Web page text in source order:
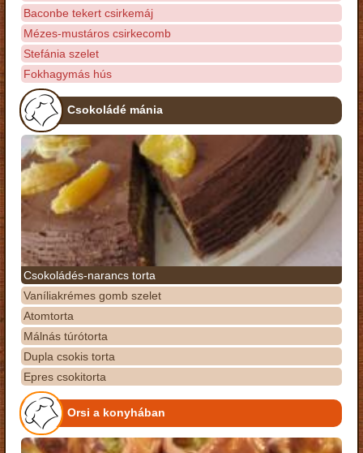
Baconbe tekert csirkemáj
Mézes-mustáros csirkecomb
Stefánia szelet
Fokhagymás hús
Csokoládé mánia
Csokoládés-narancs torta
Vaníliakrémes gomb szelet
Atomtorta
Málnás túrótorta
Dupla csokis torta
Epres csokitorta
Orsi a konyhában